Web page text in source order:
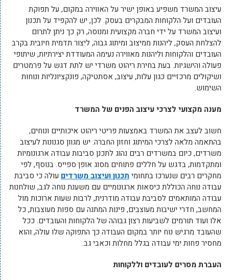
עיצוב המשרד משפיע באופן ישיר על האווירה במקום, על תפוקת
העובדים ועל הלקוחות המבקרים בעסק. לכן, יש להקפיד על תכנון
ועיצוב המשרד על ידי חברה מקצועית ומנוסה, רק כך ניתן לתרום
להצלחת העסק, ליהנות ממיצוב ומיתוג גבוה, ליצור תדמית חיובית בקרב
העובדים והלקוחות וליהנות מאווירה נעימה המעודדת יצירתיות, שיתופי
פעולה והישגיות. בעת בחירת ריהוט משרדי יש לתת דגש על פרמטרים
ושיקולים מרכזיים כגון עלות, עיצוב, אסתטיקה, פונקציונליות ונוחות
השימוש.
מענה מקצועי לצרכי עיצוב הפנים של המשרד
חשוב לעצב את המשרד באמצעות פריטי ריהוט איכותיים ונוחים,
בהתאמה מלאה לצרכי המיתוג וחזון החברה. יש מגוון סגנונות לעיצוב
משרדים, כיום במשרדים רבים נהוג לתכנן סביבות עבודה ארגונומיות
ומתקדמות, בדגש על חללים פתוחים מסוג אופן ספייס. בנוסף, לפי
מחקרים רבים שנערכו בתחומי תכנון ועיצוב משרדים עולה כי סביבת
עבודה נוחה הכוללת כיסאות ארגונומיים עם משענת נוחה לגב, שולחנות
עבודה המותאמים לסביבת עבודה מודרנית, לרבות שעות ארוכות מול
המחשב, חדרי ישיבות מעוצבים, פינות המתנה עם ספות מעוצבות, כל
אלו ועוד תורמים לשביעות רצון גבוהה של הלקוחות והעובדים. ככל
שהעובד מרגיש נוח יותר במקום העבודה כך התפוקה שלו עולה, והוא
מחסיר פחות ימי עבודה בגלל מחלות וכאבי גב.
העברת מסרים לעובדים וללקוחות